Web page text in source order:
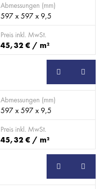
Abmessungen (mm)
597 x 597 x 9,5
Preis inkl. MwSt.
45,32 € / m²
Abmessungen (mm)
597 x 597 x 9,5
Preis inkl. MwSt.
45,32 € / m²